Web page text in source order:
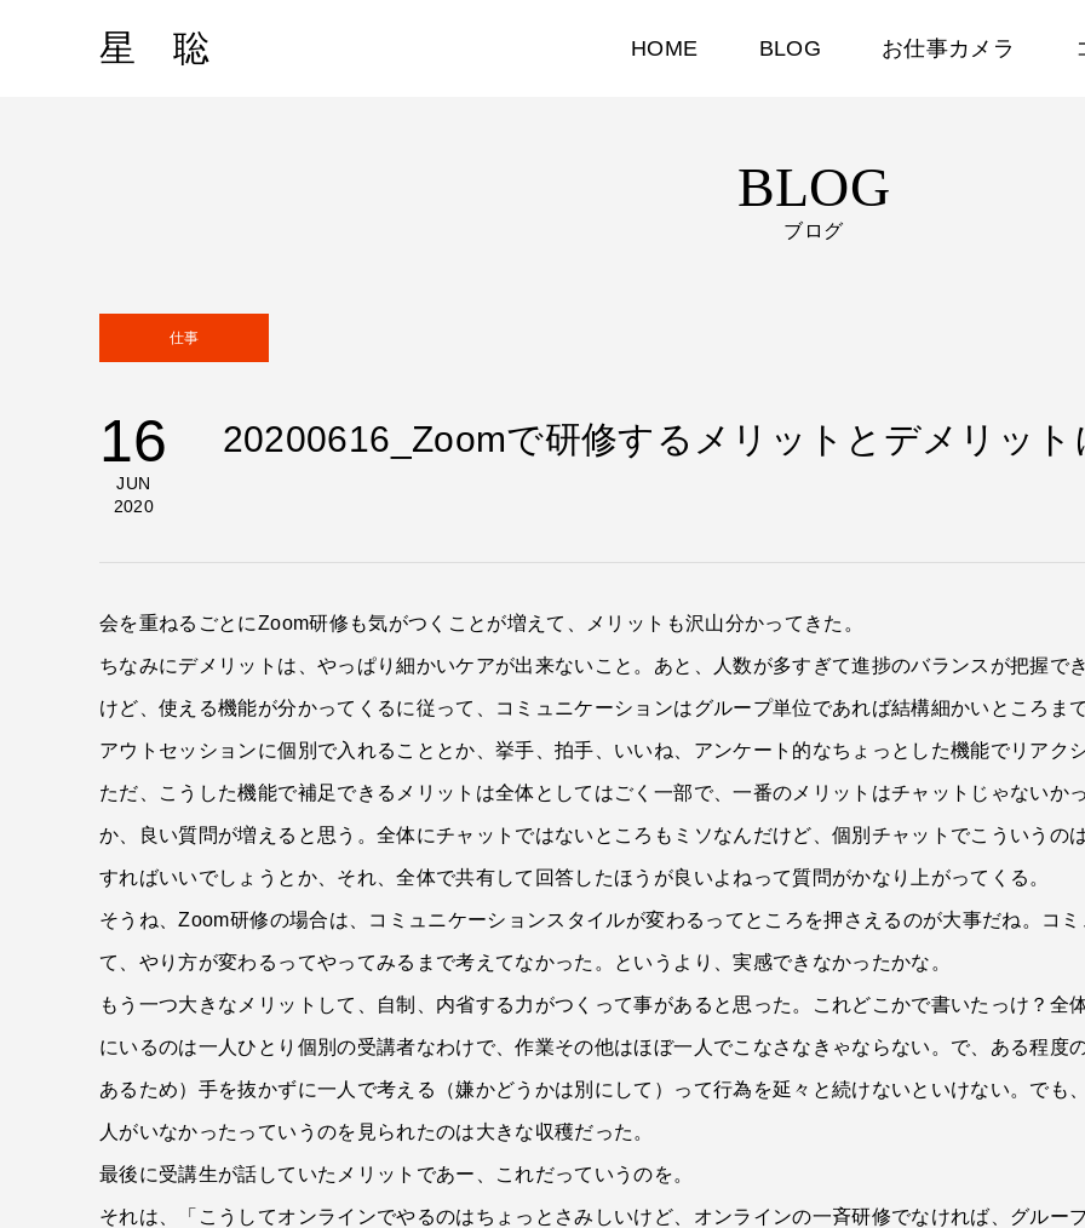
星 聡 HOME BLOG お仕事カメラ
BLOG
ブログ
仕事
16
JUN
2020
20200616_Zoomで研修するメリットとデメリッ
会を重ねるごとにZoom研修も気がつくことが増えて、メリットも沢山分かってきた。
ちなみにデメリットは、やっぱり細かいケアが出来ないこと。あと、人数が多すぎて進捗のバランスが把握で
けど、使える機能が分かってくるに従って、コミュニケーションはグループ単位であれば結構細かいところま
アウトセッションに個別で入れることとか、挙手、拍手、いいね、アンケート的なちょっとした機能でリアク
ただ、こうした機能で補足できるメリットは全体としてはごく一部で、一番のメリットはチャットじゃないか
か、良い質問が増えると思う。全体にチャットではないところもミソなんだけど、個別チャットでこういうの
すればいいでしょうとか、それ、全体で共有して回答したほうが良いよねって質問がかなり上がってくる。
そうね、Zoom研修の場合は、コミュニケーションスタイルが変わるってところを押さえるのが大事だね。コ
て、やり方が変わるってやってみるまで考えてなかった。というより、実感できなかったかな。
もう一つ大きなメリットして、自制、内省する力がつくって事があると思った。これどこかで書いたっけ？全
にいるのは一人ひとり個別の受講者なわけで、作業その他はほぼ一人でこなさなきゃならない。で、ある程度
あるため）手を抜かずに一人で考える（嫌かどうかは別にして）って行為を延々と続けないといけない。でも
人がいなかったっていうのを見られたのは大きな収穫だった。
最後に受講生が話していたメリットであー、これだっていうのを。
それは、「こうしてオンラインでやるのはちょっとさみしいけど、オンラインの一斉研修でなければ、グルー